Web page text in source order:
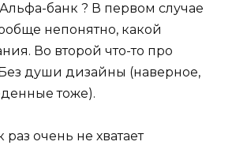
банк ? В первом случае
непонятно, какой
Во второй что-то про
души дизайны (наверное,
тоже).
раз очень не хватает